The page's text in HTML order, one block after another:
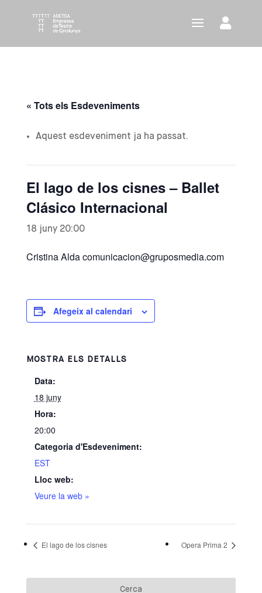
« Tots els Esdeveniments
Aquest esdeveniment ja ha passat.
El lago de los cisnes – Ballet
Clásico Internacional
18 juny 20:00
Cristina Alda comunicacion@gruposmedia.com
Afegeix al calendari
MOSTRA ELS DETALLS
Data:
18 juny
Hora:
20:00
Categoria d'Esdeveniment:
EST
Lloc web:
Veure la web »
El lago de los cisnes Opera Prima 2